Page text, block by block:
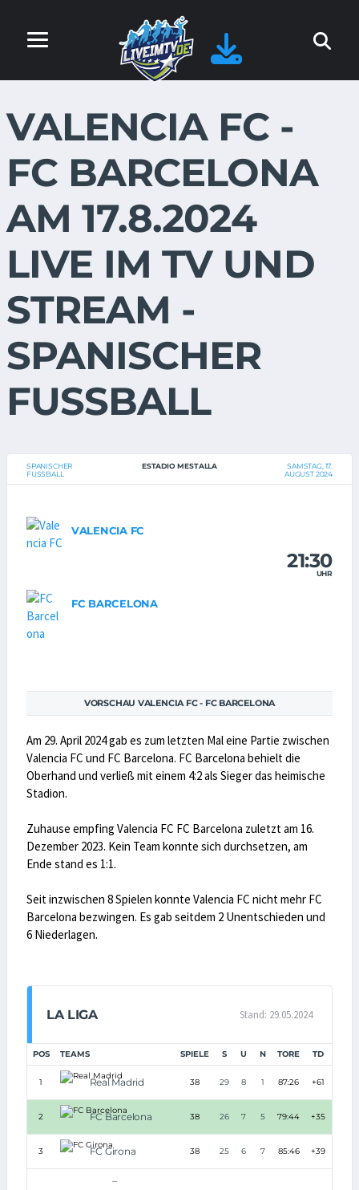
VALENCIA FC -
FC BARCELONA
AM 17.8.2024
LIVE IM TV UND
STREAM -
SPANISCHER
FUSSBALL
SPANISCHER
FUSSBALL
ESTADIO MESTALLA
SAMSTAG, 17.
AUGUST 2024
VALENCIA FC
21:30
UHR
FC BARCELONA
VORSCHAU VALENCIA FC - FC BARCELONA
Am 29. April 2024 gab es zum letzten Mal eine Partie zwischen
Valencia FC und FC Barcelona. FC Barcelona behielt die
Oberhand und verließ mit einem 4:2 als Sieger das heimische
Stadion.
Zuhause empfing Valencia FC FC Barcelona zuletzt am 16.
Dezember 2023. Kein Team konnte sich durchsetzen, am
Ende stand es 1:1.
Seit inzwischen 8 Spielen konnte Valencia FC nicht mehr FC
Barcelona bezwingen. Es gab seitdem 2 Unentschieden und
6 Niederlagen.
LA LIGA Stand: 29.05.2024
POS TEAMS SPIELE S U N TORE TD
1 Real Madrid 38 29 8 1 87:26 +61
2 FC Barcelona 38 26 7 5 79:44 +35
3 FC Girona 38 25 6 7 85:46 +39
...